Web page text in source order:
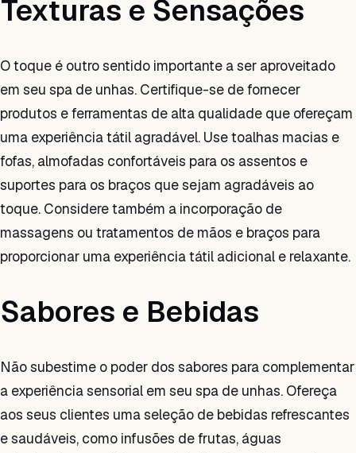
Texturas e Sensações
O toque é outro sentido importante a ser aproveitado
em seu spa de unhas. Certifique-se de fornecer
produtos e ferramentas de alta qualidade que ofereçam
uma experiência tátil agradável. Use toalhas macias e
fofas, almofadas confortáveis para os assentos e
suportes para os braços que sejam agradáveis ao
toque. Considere também a incorporação de
massagens ou tratamentos de mãos e braços para
proporcionar uma experiência tátil adicional e relaxante.
Sabores e Bebidas
Não subestime o poder dos sabores para complementar
a experiência sensorial em seu spa de unhas. Ofereça
aos seus clientes uma seleção de bebidas refrescantes
e saudáveis, como infusões de frutas, águas